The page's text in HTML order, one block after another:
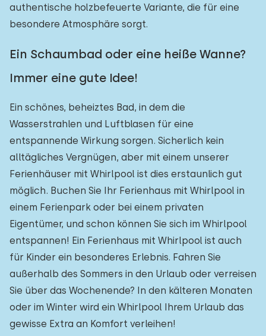
authentische holzbefeuerte Variante, die für eine
besondere Atmosphäre sorgt.
Ein Schaumbad oder eine heiße Wanne?
Immer eine gute Idee!
Ein schönes, beheiztes Bad, in dem die
Wasserstrahlen und Luftblasen für eine
entspannende Wirkung sorgen. Sicherlich kein
alltägliches Vergnügen, aber mit einem unserer
Ferienhäuser mit Whirlpool ist dies erstaunlich gut
möglich. Buchen Sie Ihr Ferienhaus mit Whirlpool in
einem Ferienpark oder bei einem privaten
Eigentümer, und schon können Sie sich im Whirlpool
entspannen! Ein Ferienhaus mit Whirlpool ist auch
für Kinder ein besonderes Erlebnis. Fahren Sie
außerhalb des Sommers in den Urlaub oder verreisen
Sie über das Wochenende? In den kälteren Monaten
oder im Winter wird ein Whirlpool Ihrem Urlaub das
gewisse Extra an Komfort verleihen!